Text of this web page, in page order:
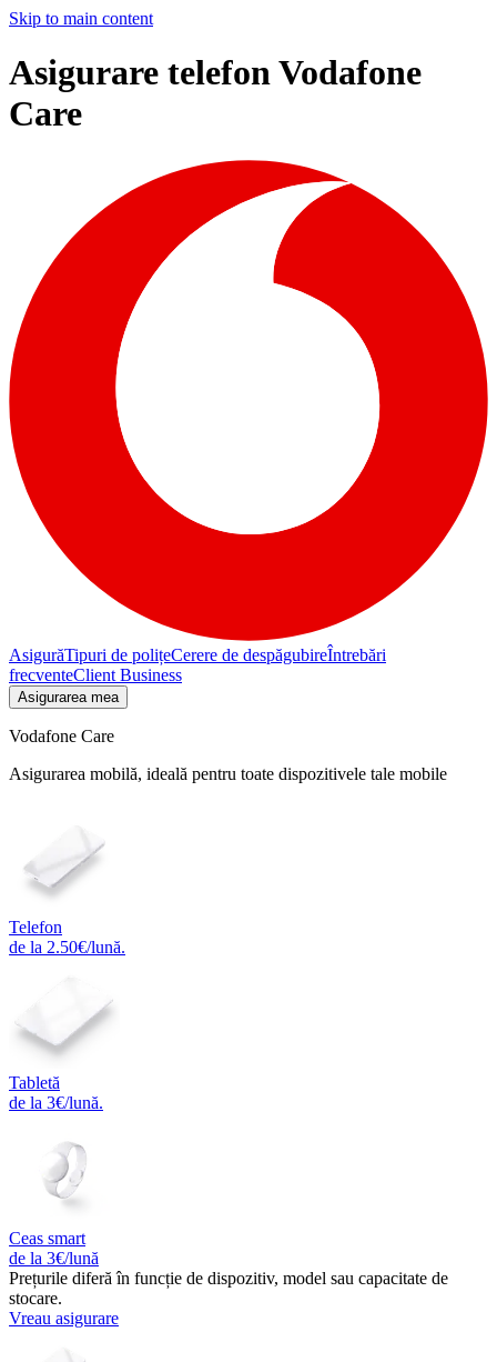
Skip to main content
Asigurare telefon Vodafone
Care
AsigurăTipuri de polițeCerere de despăgubireÎntrebări
frecventeClient Business
Asigurarea mea
Vodafone Care
Asigurarea mobilă, ideală pentru toate dispozitivele tale mobile
Telefon
de la 2.50€/lună.
Tabletă
de la 3€/lună.
Ceas smart
de la 3€/lună
Prețurile diferă în funcție de dispozitiv, model sau capacitate de
stocare.
Vreau asigurare